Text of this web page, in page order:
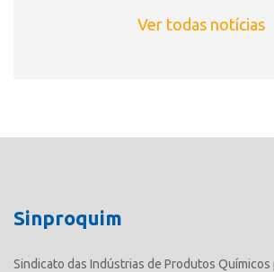
Ver todas notícias
Sinproquim
Sindicato das Indústrias de Produtos Químicos